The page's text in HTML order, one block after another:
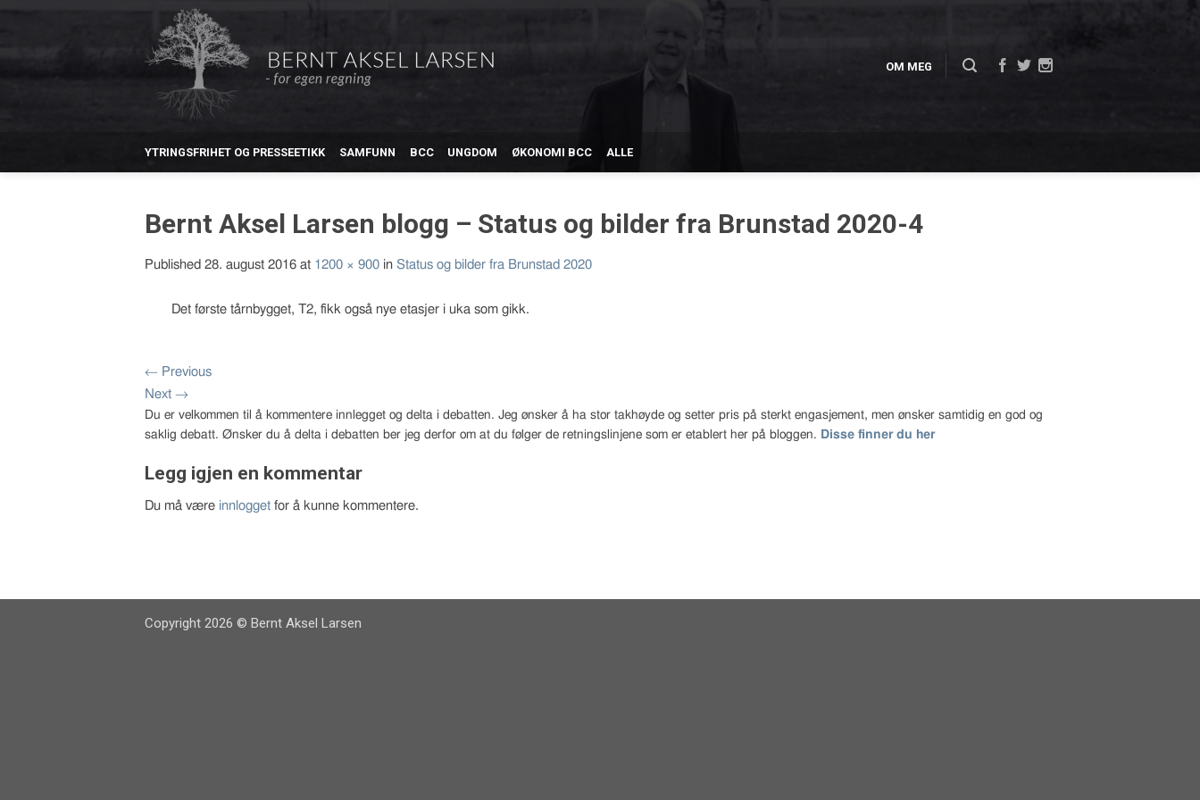
OM MEG
YTRINGSFRIHET OG PRESSEETIKK SAMFUNN BCC UNGDOM ØKONOMI BCC ALLE
Bernt Aksel Larsen blogg – Status og bilder fra Brunstad 2020-4
Published 28. august 2016 at 1200 × 900 in Status og bilder fra Brunstad 2020
Det første tårnbygget, T2, fikk også nye etasjer i uka som gikk.
← Previous
Next →
Du er velkommen til å kommentere innlegget og delta i debatten. Jeg ønsker å ha stor takhøyde og setter pris på sterkt engasjement, men ønsker samtidig en god og
saklig debatt. Ønsker du å delta i debatten ber jeg derfor om at du følger de retningslinjene som er etablert her på bloggen. Disse finner du her
Legg igjen en kommentar
Du må være innlogget for å kunne kommentere.
Copyright 2026 © Bernt Aksel Larsen